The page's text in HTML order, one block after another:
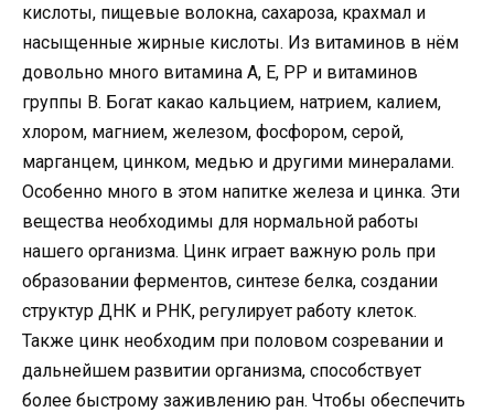
кислоты, пищевые волокна, сахароза, крахмал и
насыщенные жирные кислоты. Из витаминов в нём
довольно много витамина А, Е, РР и витаминов
группы В. Богат какао кальцием, натрием, калием,
хлором, магнием, железом, фосфором, серой,
марганцем, цинком, медью и другими минералами.
Особенно много в этом напитке железа и цинка. Эти
вещества необходимы для нормальной работы
нашего организма. Цинк играет важную роль при
образовании ферментов, синтезе белка, создании
структур ДНК и РНК, регулирует работу клеток.
Также цинк необходим при половом созревании и
дальнейшем развитии организма, способствует
более быстрому заживлению ран. Чтобы обеспечить